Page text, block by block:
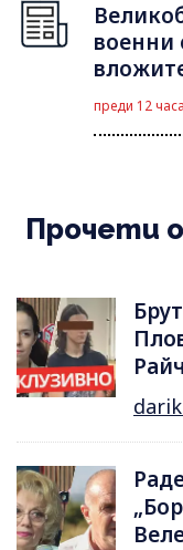
военни
преди 12 часа
Прочети